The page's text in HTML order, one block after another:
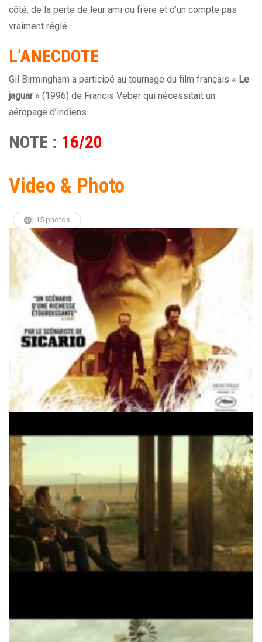
côté, de la perte de leur ami ou frère et d’un compte pas
vraiment réglé.
L’ANECDOTE
Gil Birmingham a participé au tournage du film français « Le
jaguar» (1996) de Francis Veber qui nécessitait un
aéropage d’indiens.
NOTE : 16/20
Video & Photo
15 photos